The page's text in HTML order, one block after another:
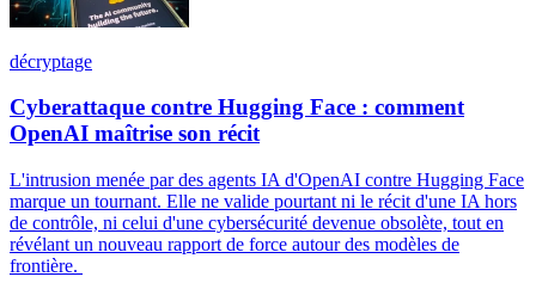
décryptage
Cyberattaque contre Hugging Face : comment
OpenAI maîtrise son récit
L'intrusion menée par des agents IA d'OpenAI contre Hugging Face
marque un tournant. Elle ne valide pourtant ni le récit d'une IA hors
de contrôle, ni celui d'une cybersécurité devenue obsolète, tout en
révélant un nouveau rapport de force autour des modèles de
frontière.